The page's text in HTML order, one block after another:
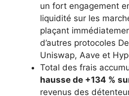
un fort engagement
liquidité sur les
plaçant
d’autres protocoles
Uniswap, Aave et
Total des frais
hausse de +134 %
revenus des